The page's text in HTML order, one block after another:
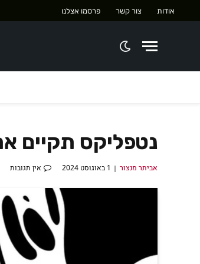
אודות צור קשר פרסמו אצלנו
נטפליקס תקיים
אביתר מנצור 1 באוגוסט 2024 אין תגובות